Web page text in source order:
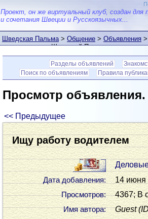
Проект, он же виртуальный клуб, создан для
и сочетания Швеции и Русскоязычных...
Шведская Пальма>Общение>Объявления>
пользователем Шведской Пальмы
Разделы объявлений
Поиск по объявлениям
Правила
Просмотр
<< Предыдущее
Ищу работу водителем
Дата добавления: 14 июня
Просмотров: 4367; В
Имя автора: Guest